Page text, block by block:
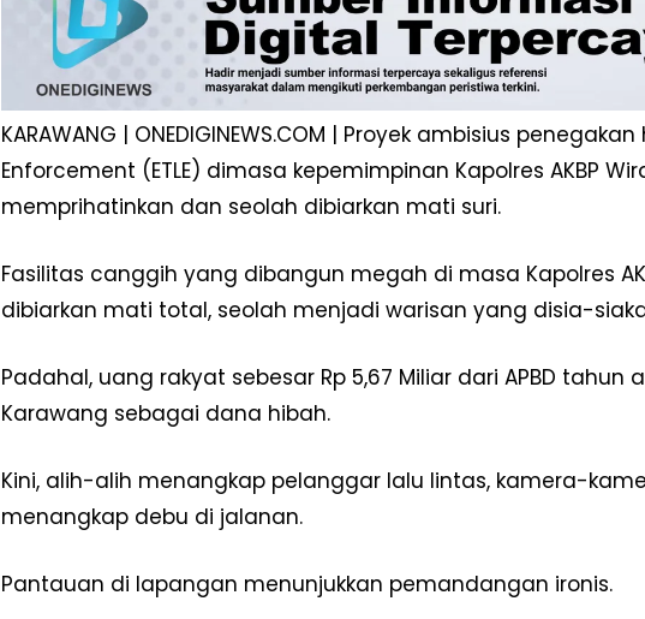
News Week
Magazine PRO
Disclaimer
KARAWANG | ONEDIGINEWS.COM | Proyek ambisius
Enforcement (ETLE) dimasa kepemimpinan Kapolres AKBP
memprihatinkan dan seolah dibiarkan mati suri.
Fasilitas canggih yang dibangun megah di masa Kapolres
dibiarkan mati total, seolah menjadi warisan yang disia-
Padahal, uang rakyat sebesar Rp 5,67 Miliar dari APBD
Karawang sebagai dana hibah.
Kini, alih-alih menangkap pelanggar lalu lintas, kamera-
menangkap debu di jalanan.
Pantauan di lapangan menunjukkan pemandangan ironis.